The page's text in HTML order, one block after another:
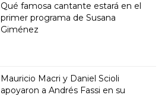
Qué famosa cantante estará en el
primer programa de Susana
Giménez
Mauricio Macri y Daniel Scioli
apoyaron a Andrés Fassi en su